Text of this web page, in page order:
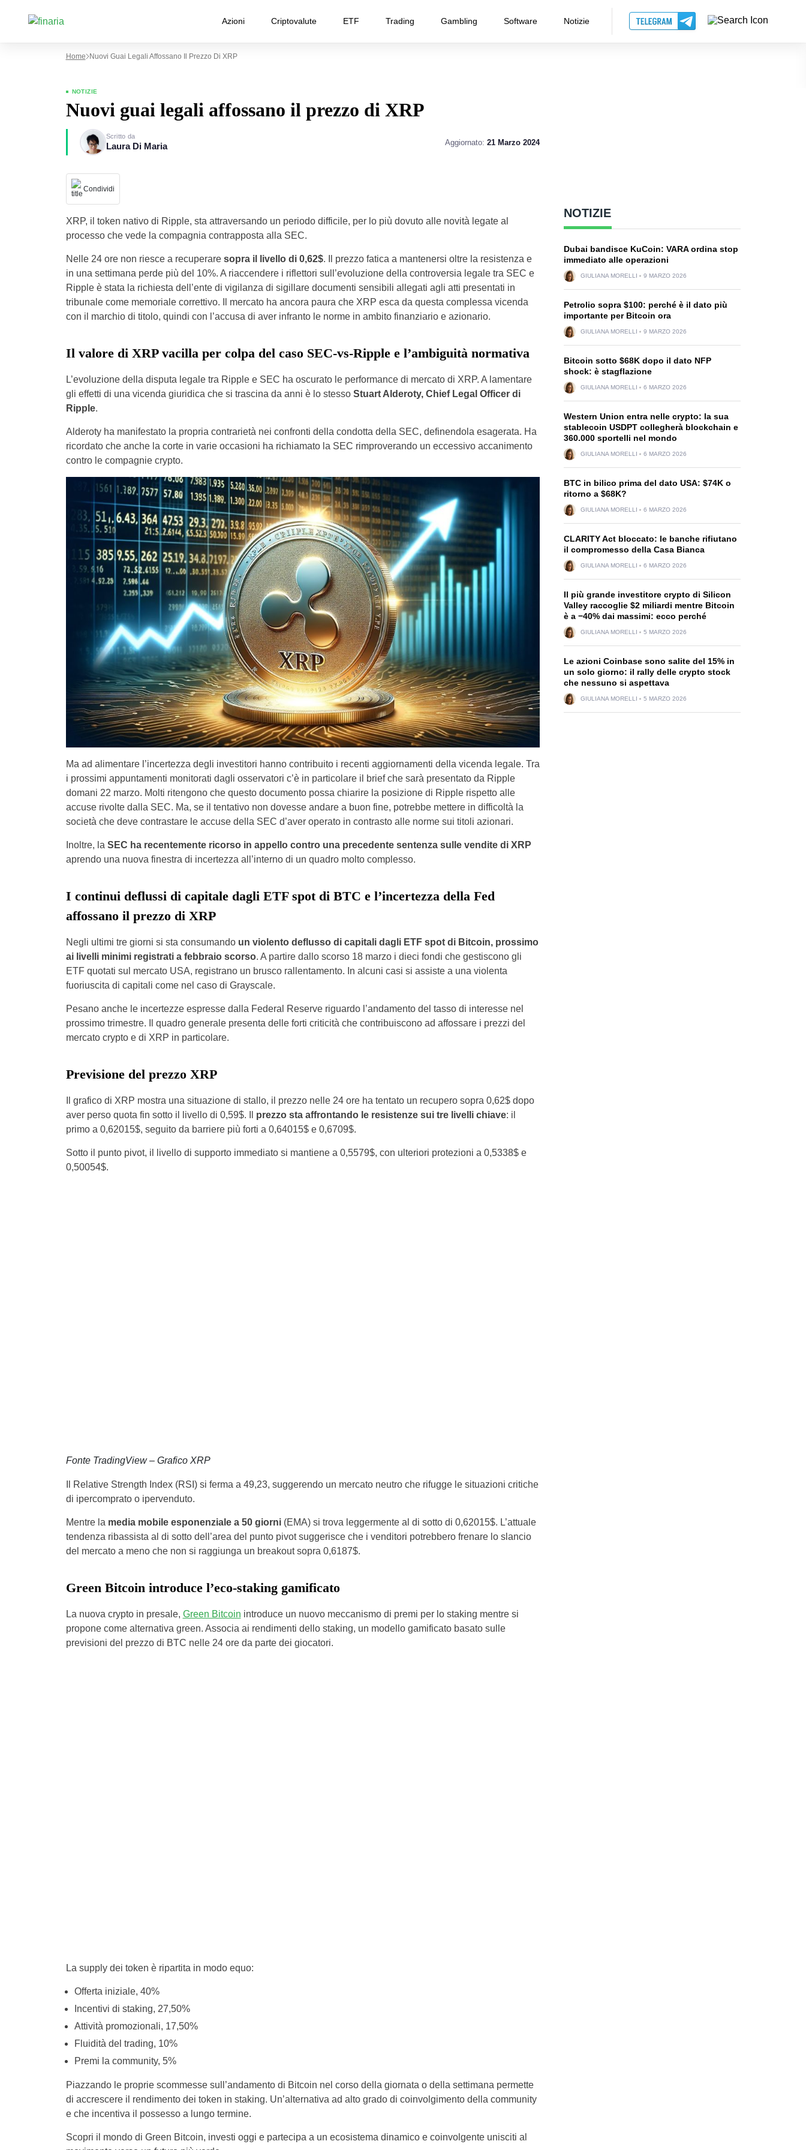
Azioni Criptovalute ETF Trading Gambling Software Notizie
Home Nuovi Guai Legali Affossano Il Prezzo Di XRP
NOTIZIE
Nuovi guai legali affossano il prezzo di XRP
Scritto da
Laura Di Maria Aggiornato: 21 Marzo 2024
Condividi
XRP, il token nativo di Ripple, sta attraversando un periodo difficile, per lo più dovuto alle novità legate al
processo che vede la compagnia contrapposta alla SEC.
Nelle 24 ore non riesce a recuperare sopra il livello di 0,62$. Il prezzo fatica a mantenersi oltre la resistenza e
in una settimana perde più del 10%. A riaccendere i riflettori sull’evoluzione della controversia legale tra SEC e
Ripple è stata la richiesta dell’ente di vigilanza di sigillare documenti sensibili allegati agli atti presentati in
tribunale come memoriale correttivo. Il mercato ha ancora paura che XRP esca da questa complessa vicenda
con il marchio di titolo, quindi con l’accusa di aver infranto le norme in ambito finanziario e azionario.
Il valore di XRP vacilla per colpa del caso SEC-vs-Ripple e l’ambiguità normativa
L’evoluzione della disputa legale tra Ripple e SEC ha oscurato le performance di mercato di XRP. A lamentare
gli effetti di una vicenda giuridica che si trascina da anni è lo stesso Stuart Alderoty, Chief Legal Officer di
Ripple.
Alderoty ha manifestato la propria contrarietà nei confronti della condotta della SEC, definendola esagerata. Ha
ricordato che anche la corte in varie occasioni ha richiamato la SEC rimproverando un eccessivo accanimento
contro le compagnie crypto.
Ma ad alimentare l’incertezza degli investitori hanno contribuito i recenti aggiornamenti della vicenda legale. Tra
i prossimi appuntamenti monitorati dagli osservatori c’è in particolare il brief che sarà presentato da Ripple
domani 22 marzo. Molti ritengono che questo documento possa chiarire la posizione di Ripple rispetto alle
accuse rivolte dalla SEC. Ma, se il tentativo non dovesse andare a buon fine, potrebbe mettere in difficoltà la
società che deve contrastare le accuse della SEC d’aver operato in contrasto alle norme sui titoli azionari.
Inoltre, la SEC ha recentemente ricorso in appello contro una precedente sentenza sulle vendite di XRP
aprendo una nuova finestra di incertezza all’interno di un quadro molto complesso.
I continui deflussi di capitale dagli ETF spot di BTC e l’incertezza della Fed
affossano il prezzo di XRP
Negli ultimi tre giorni si sta consumando un violento deflusso di capitali dagli ETF spot di Bitcoin, prossimo
ai livelli minimi registrati a febbraio scorso. A partire dallo scorso 18 marzo i dieci fondi che gestiscono gli
ETF quotati sul mercato USA, registrano un brusco rallentamento. In alcuni casi si assiste a una violenta
fuoriuscita di capitali come nel caso di Grayscale.
Pesano anche le incertezze espresse dalla Federal Reserve riguardo l’andamento del tasso di interesse nel
prossimo trimestre. Il quadro generale presenta delle forti criticità che contribuiscono ad affossare i prezzi del
mercato crypto e di XRP in particolare.
Previsione del prezzo XRP
Il grafico di XRP mostra una situazione di stallo, il prezzo nelle 24 ore ha tentato un recupero sopra 0,62$ dopo
aver perso quota fin sotto il livello di 0,59$. Il prezzo sta affrontando le resistenze sui tre livelli chiave: il
primo a 0,62015$, seguito da barriere più forti a 0,64015$ e 0,6709$.
Sotto il punto pivot, il livello di supporto immediato si mantiene a 0,5579$, con ulteriori protezioni a 0,5338$ e
0,50054$.
Fonte TradingView – Grafico XRP
Il Relative Strength Index (RSI) si ferma a 49,23, suggerendo un mercato neutro che rifugge le situazioni critiche
di ipercomprato o ipervenduto.
Mentre la media mobile esponenziale a 50 giorni(EMA) si trova leggermente al di sotto di 0,62015$. L’attuale
tendenza ribassista al di sotto dell’area del punto pivot suggerisce che i venditori potrebbero frenare lo slancio
del mercato a meno che non si raggiunga un breakout sopra 0,6187$.
Green Bitcoin introduce l’eco-staking gamificato
La nuova crypto in presale, Green Bitcoin introduce un nuovo meccanismo di premi per lo staking mentre si
propone come alternativa green. Associa ai rendimenti dello staking, un modello gamificato basato sulle
previsioni del prezzo di BTC nelle 24 ore da parte dei giocatori.
La supply dei token è ripartita in modo equo:
Offerta iniziale, 40%
Incentivi di staking, 27,50%
Attività promozionali, 17,50%
Fluidità del trading, 10%
Premi la community, 5%
Piazzando le proprie scommesse sull’andamento di Bitcoin nel corso della giornata o della settimana permette
di accrescere il rendimento dei token in staking. Un’alternativa ad alto grado di coinvolgimento della community
e che incentiva il possesso a lungo termine.
Scopri il mondo di Green Bitcoin, investi oggi e partecipa a un ecosistema dinamico e coinvolgente unisciti al
NOTIZIE
Dubai bandisce KuCoin: VARA ordina stop
immediato alle operazioni
GIULIANA MORELLI 9 MARZO 2026
Petrolio sopra $100: perché è il dato più
importante per Bitcoin ora
GIULIANA MORELLI 9 MARZO 2026
Bitcoin sotto $68K dopo il dato NFP
shock: è stagflazione
GIULIANA MORELLI 6 MARZO 2026
Western Union entra nelle crypto: la sua
stablecoin USDPT collegherà blockchain e
360.000 sportelli nel mondo
GIULIANA MORELLI 6 MARZO 2026
BTC in bilico prima del dato USA: $74K o
ritorno a $68K?
GIULIANA MORELLI 6 MARZO 2026
CLARITY Act bloccato: le banche rifiutano
il compromesso della Casa Bianca
GIULIANA MORELLI 6 MARZO 2026
Il più grande investitore crypto di Silicon
Valley raccoglie $2 miliardi mentre Bitcoin
è a −40% dai massimi: ecco perché
GIULIANA MORELLI 5 MARZO 2026
Le azioni Coinbase sono salite del 15% in
un solo giorno: il rally delle crypto stock
che nessuno si aspettava
GIULIANA MORELLI 5 MARZO 2026